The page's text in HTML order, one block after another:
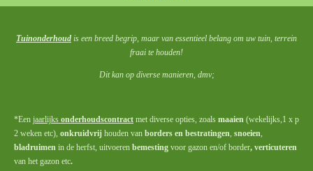
Tuinonderhoud is een breed begrip, maar van essentieel belang om uw tuin, terrein
fraai te houden!
Dit kan op diverse manieren, dmv;
*Een jaarlijks onderhoudscontract met diverse opties, zoals maaien (wekelijks,1 x p
2 weken etc), onkruidvrij houden van borders en bestratingen, snoeien,
bladruimen in de herfst, uitvoeren bemesting voor gazon en/of border, verticuteren
van het gazon etc.